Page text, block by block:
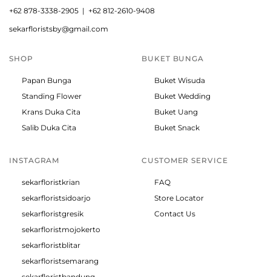
+62 878-3338-2905 | +62 812-2610-9408
sekarfloristsby@gmail.com
SHOP
Papan Bunga
Standing Flower
Krans Duka Cita
Salib Duka Cita
BUKET BUNGA
Buket Wisuda
Buket Wedding
Buket Uang
Buket Snack
INSTAGRAM
sekarfloristkrian
sekarfloristsidoarjo
sekarfloristgresik
sekarfloristmojokerto
sekarfloristblitar
sekarfloristsemarang
CUSTOMER SERVICE
FAQ
Store Locator
Contact Us